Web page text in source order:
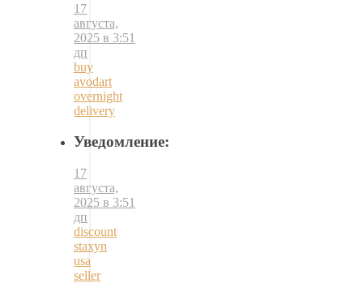
17
августа,
2025 в 3:51
дп
buy
avodart
overnight
delivery
Уведомление:
17
августа,
2025 в 3:51
дп
discount
staxyn
usa
seller